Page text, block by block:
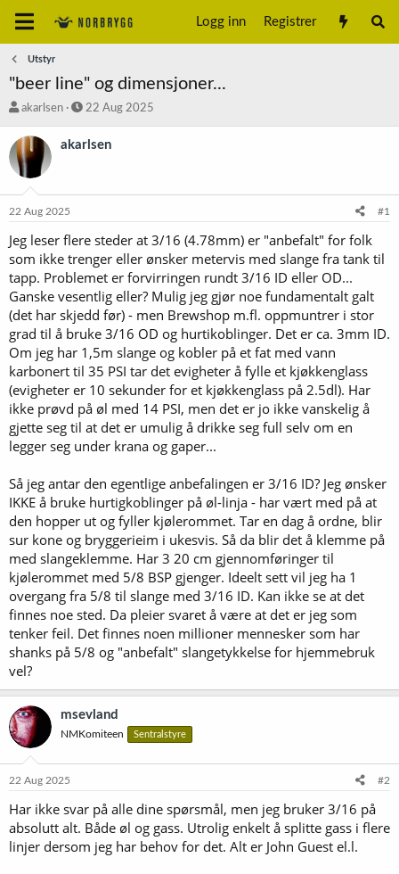
Logg inn Registrer
Utstyr
"beer line" og dimensjoner...
T
å
d
s
t
e
r
akarlsen
S
a
o
22 Aug 2025
akarlsen
22 Aug 2025 #1
Jeg leser flere steder at 3/16 (4.78mm) er "anbefalt" for folk
som ikke trenger eller ønsker metervis med slange fra tank til
tapp. Problemet er forvirringen rundt 3/16 ID eller OD...
Ganske vesentlig eller? Mulig jeg gjør noe fundamentalt galt
(det har skjedd før) - men Brewshop m.fl. oppmuntrer i stor
grad til å bruke 3/16 OD og hurtikoblinger. Det er ca. 3mm ID.
Om jeg har 1,5m slange og kobler på et fat med vann
karbonert til 35 PSI tar det evigheter å fylle et kjøkkenglass
(evigheter er 10 sekunder for et kjøkkenglass på 2.5dl). Har
ikke prøvd på øl med 14 PSI, men det er jo ikke vanskelig å
gjette seg til at det er umulig å drikke seg full selv om en
legger seg under krana og gaper...
Så jeg antar den egentlige anbefalingen er 3/16 ID? Jeg ønsker
IKKE å bruke hurtigkoblinger på øl-linja - har vært med på at
den hopper ut og fyller kjølerommet. Tar en dag å ordne, blir
sur kone og bryggerieim i ukesvis. Så da blir det å klemme på
med slangeklemme. Har 3 20 cm gjennomføringer til
kjølerommet med 5/8 BSP gjenger. Ideelt sett vil jeg ha 1
overgang fra 5/8 til slange med 3/16 ID. Kan ikke se at det
finnes noe sted. Da pleier svaret å være at det er jeg som
tenker feil. Det finnes noen millioner mennesker som har
shanks på 5/8 og "anbefalt" slangetykkelse for hjemmebruk
vel?
msevland
NMKomiteen Sentralstyre
22 Aug 2025 #2
Har ikke svar på alle dine spørsmål, men jeg bruker 3/16 på
absolutt alt. Både øl og gass. Utrolig enkelt å splitte gass i flere
linjer dersom jeg har behov for det. Alt er John Guest el.l.